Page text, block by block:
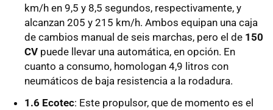
km/h en 9,5 y 8,5 segundos, respectivamente, y
alcanzan 205 y 215 km/h. Ambos equipan una caja
de cambios manual de seis marchas, pero el de 150
CV puede llevar una automática, en opción. En
cuanto a consumo, homologan 4,9 litros con
neumáticos de baja resistencia a la rodadura.
1.6 Ecotec: Este propulsor, que de momento es el